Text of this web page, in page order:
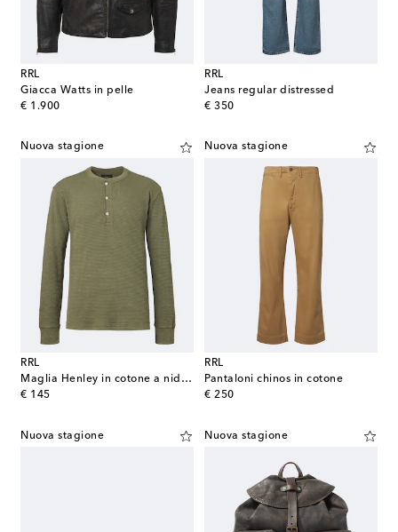
RRL
Giacca Watts in pelle
€ 1.900
original price
RRL
Jeans regular distressed
€ 350
original price
Nuova stagione
RRL
Maglia Henley in cotone a nido d'ape
€ 145
original price
Nuova stagione
RRL
Pantaloni chinos in cotone
€ 250
original price
Nuova stagione Nuova stagione